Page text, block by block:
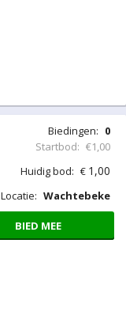
Biedingen: 0
Startbod: €1,00
Huidig bod: € 1,00
Locatie: Wachtebeke
BIED MEE